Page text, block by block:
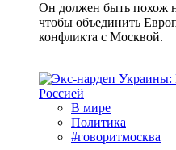
Он должен быть похож
чтобы объединить
конфликта с Москвой.
В мире
Политика
#говоритмосква